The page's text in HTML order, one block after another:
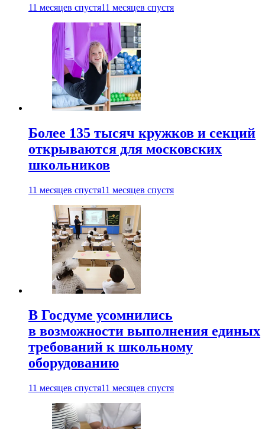
11 месяцев спустя11 месяцев спустя
Более 135 тысяч кружков и секций
открываются для московских
школьников
11 месяцев спустя11 месяцев спустя
В Госдуме усомнились
в возможности выполнения единых
требований к школьному
оборудованию
11 месяцев спустя11 месяцев спустя